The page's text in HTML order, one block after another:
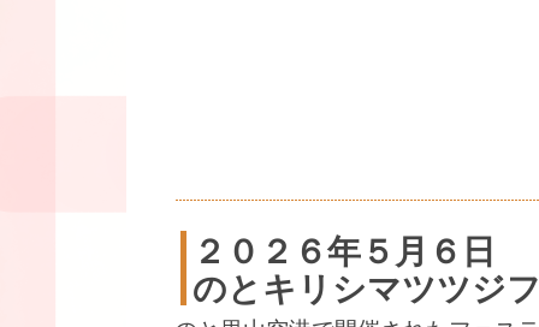
２０２６年５月６日
のとキリシマツツジ